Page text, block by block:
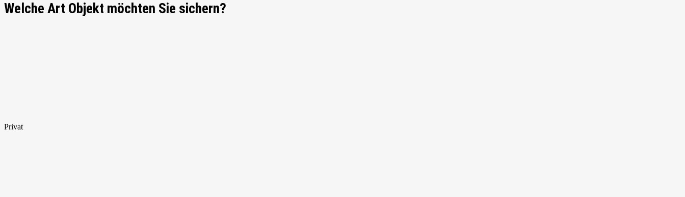
Welche Art Objekt möchten Sie sichern?
Privat